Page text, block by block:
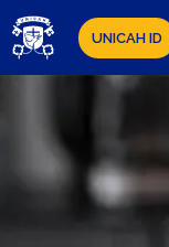
UNICAH ID